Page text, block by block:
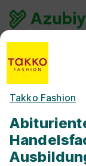
Takko Fashion